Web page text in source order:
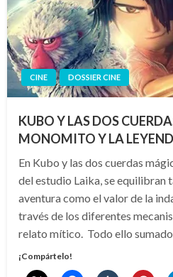
CINE DOSSIER CINE
KUBO Y LAS DOS
MONOMITO Y LA
En Kubo y las dos cuerdas
del estudio Laika, se equilibran
aventura como el valor de la
través de los diferentes
relato mítico. Todo ello
¡Compártelo!